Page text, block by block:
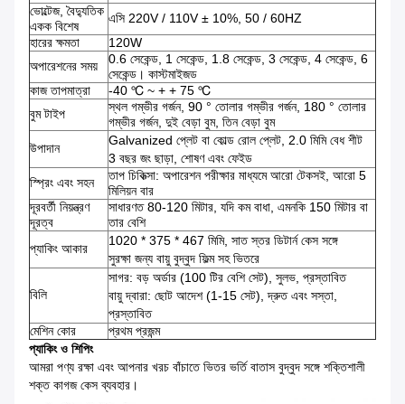
ভোল্টেজ, বৈদ্যুতিক
একক বিশেষ
এসি 220V / 110V ± 10%, 50 / 60HZ
হারের ক্ষমতা
120W
অপারেশনের সময়
0.6 সেকেন্ড, 1 সেকেন্ড, 1.8 সেকেন্ড, 3 সেকেন্ড, 4 সেকেন্ড, 6
সেকেন্ড। কাস্টমাইজড
কাজ তাপমাত্রা
-40 ℃ ~ + + 75 ℃
বুম টাইপ
স্থল গম্ভীর গর্জন, 90 ° তোলার গম্ভীর গর্জন, 180 ° তোলার
গম্ভীর গর্জন, দুই বেড়া বুম, তিন বেড়া বুম
উপাদান
Galvanized প্লেট বা কোল্ড রোল প্লেট, 2.0 মিমি বেধ শীট
3 বছর জং ছাড়া, শোষণ এবং ফেইড
স্প্রিং এবং সহন
তাপ চিকিত্সা: অপারেশন পরীক্ষার মাধ্যমে আরো টেকসই, আরো 5
মিলিয়ন বার
দূরবর্তী নিয়ন্ত্রণ
দূরত্ব
সাধারণত 80-120 মিটার, যদি কম বাধা, এমনকি 150 মিটার বা
তার বেশি
প্যাকিং আকার
1020 * 375 * 467 মিমি, সাত স্তর ডিটার্ন কেস সঙ্গে
সুরক্ষা জন্য বায়ু বুদ্বুদ ফিল্ম সহ ভিতরে
বিলি
সাগর: বড় অর্ডার (100 টির বেশি সেট), সুলভ, প্রস্তাবিত
বায়ু দ্বারা: ছোট আদেশ (1-15 সেট), দ্রুত এবং সস্তা,
প্রস্তাবিত
মেশিন কোর
প্রথম প্রজন্ম
প্যাকিং ও শিপিং
আমরা পণ্য রক্ষা এবং আপনার খরচ বাঁচাতে ভিতর ভর্তি বাতাস বুদ্বুদ সঙ্গে শক্তিশালী
শক্ত কাগজ কেস ব্যবহার।